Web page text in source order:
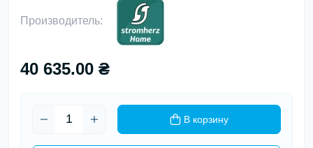
Производитель:
40 635.00 ₴
В корзину